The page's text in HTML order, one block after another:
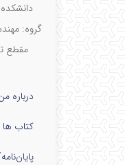
گروه:
مقطع
درباره
کتاب ها